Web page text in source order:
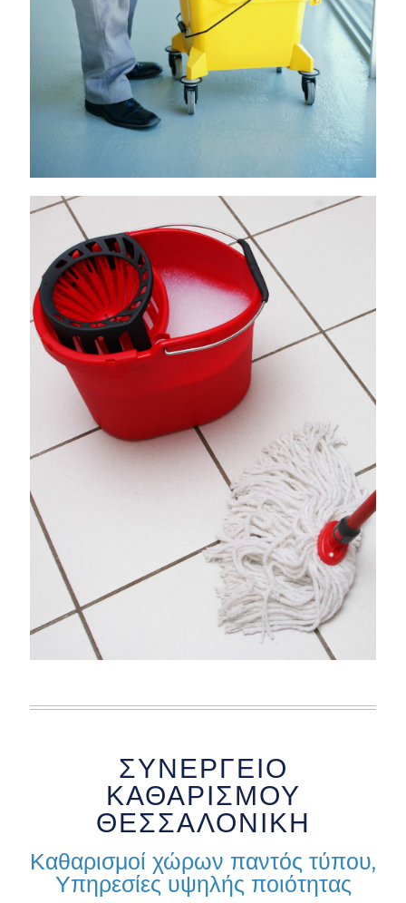
ΣΥΝΕΡΓΕΙΟ
ΚΑΘΑΡΙΣΜΟΥ
ΘΕΣΣΑΛΟΝΙΚΗ
Καθαρισμοί χώρων παντός τύπου,
Υπηρεσίες υψηλής ποιότητας